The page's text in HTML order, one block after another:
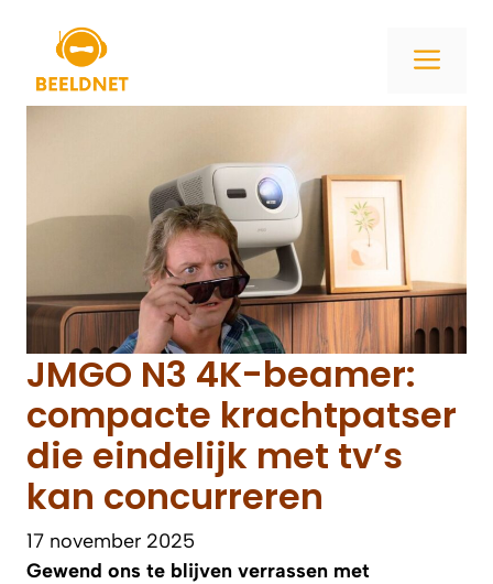
inhoud
JMGO N3 4K-beamer:
compacte krachtpatser
die eindelijk met tv’s
kan concurreren
17 november 2025
Gewend ons te blijven verrassen met